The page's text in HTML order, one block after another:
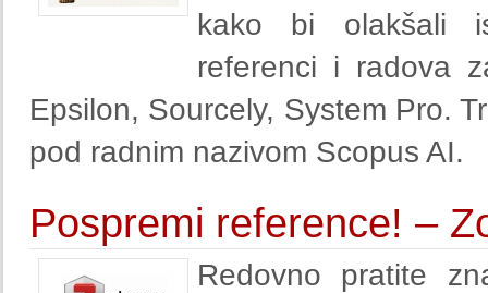
kako bi olakšali
referenci i radova
Epsilon, Sourcely, System Pro.
pod radnim nazivom Scopus AI.
Pospremi reference! –
Redovno pratite